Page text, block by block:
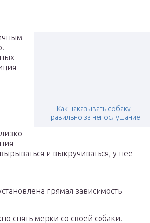
Как наказывать собаку
правильно за непослушание
и выкручиваться, у нее
прямая зависимость
снять мерки со своей собаки.